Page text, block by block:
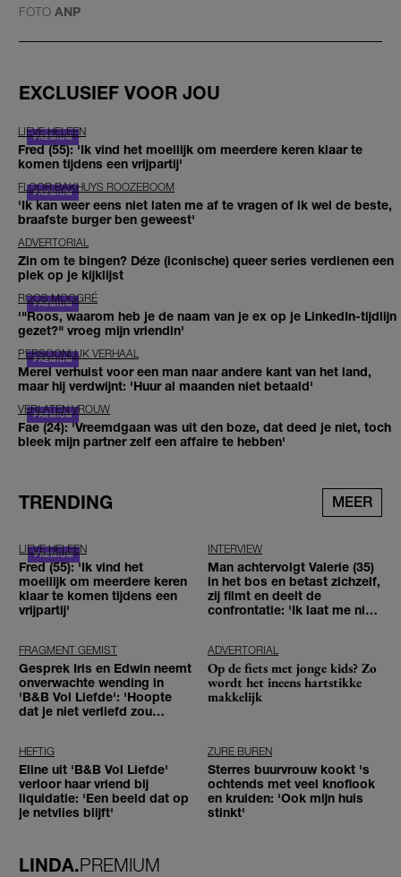
FOTO ANP
EXCLUSIEF VOOR JOU
LIEVE HELEEN
Fred (55): 'Ik vind het moeilijk om meerdere keren klaar te
komen tijdens een vrijpartij'
FLOOR BAKHUYS ROOZEBOOM
'Ik kan weer eens niet laten me af te vragen of ik wel de beste,
braafste burger ben geweest'
ADVERTORIAL
Zin om te bingen? Déze (iconische) queer series verdienen een
plek op je kijklijst
ROOS MOGGRÉ
'"Roos, waarom heb je de naam van je ex op je LinkedIn-tijdlijn
gezet?" vroeg mijn vriendin'
PERSOONLIJK VERHAAL
Merel verhuist voor een man naar andere kant van het land,
maar hij verdwijnt: 'Huur al maanden niet betaald'
VERLATEN VROUW
Fae (24): 'Vreemdgaan was uit den boze, dat deed je niet, toch
bleek mijn partner zelf een affaire te hebben'
TRENDING MEER
LIEVE HELEEN
Fred (55): 'Ik vind het
moeilijk om meerdere keren
klaar te komen tijdens een
vrijpartij'
INTERVIEW
Man achtervolgt Valerie (35)
in het bos en betast zichzelf,
zij filmt en deelt de
confrontatie: 'Ik laat me niet
FRAGMENT GEMIST
Gesprek Iris en Edwin neemt
onverwachte wending in
'B&B Vol Liefde': 'Hoopte
dat je niet verliefd zou
ADVERTORIAL
Op de fiets met jonge kids? Zo
wordt het ineens hartstikke
makkelijk
HEFTIG
Eline uit 'B&B Vol Liefde'
verloor haar vriend bij
liquidatie: 'Een beeld dat op
je netvlies blijft'
ZURE BUREN
Sterres buurvrouw kookt 's
ochtends met veel knoflook
en kruiden: 'Ook mijn huis
stinkt'
LINDA.PREMIUM